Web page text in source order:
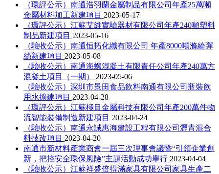
（環評公示）南通浩羽蘭金屬制品有限公司年產25萬噸
金屬材料加工新建項目 2023-05-17
（環評公示）江蘇艾維實驗器材有限公司年產240噸塑料
制品新建項目 2023-05-16
（驗收公示）南通恒拓化纖有限公司 年產8000噸滌綸彈
絲新建項目 2023-05-08
（驗收公示）南通海螺混凝土有限責任公司年產240萬方
混凝土項目（一期） 2023-05-06
（驗收公示）深圳市景田食品飲料南通有限公司瓶裝飲
用水擴建項目 2023-04-28
（環評公示）江蘇極目金屬科技有限公司年產200萬件物
流智能裝備制造新建項目 2023-04-24
（驗收公示）南通永誠惠海建設工程有限公司瀝青混合
料技改項目 2023-04-20
南通市新材料產業商會一屆三次理事會議暨“引領企業創
新，把控安全環保風險”主題活動成功舉行 2023-04-04
（驗收公示）江蘇祥盛倍得滿家具有限公司家具生產二